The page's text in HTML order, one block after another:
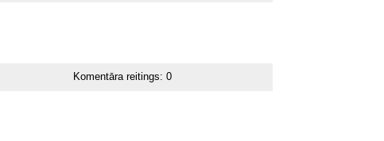
Komentāra reitings:0